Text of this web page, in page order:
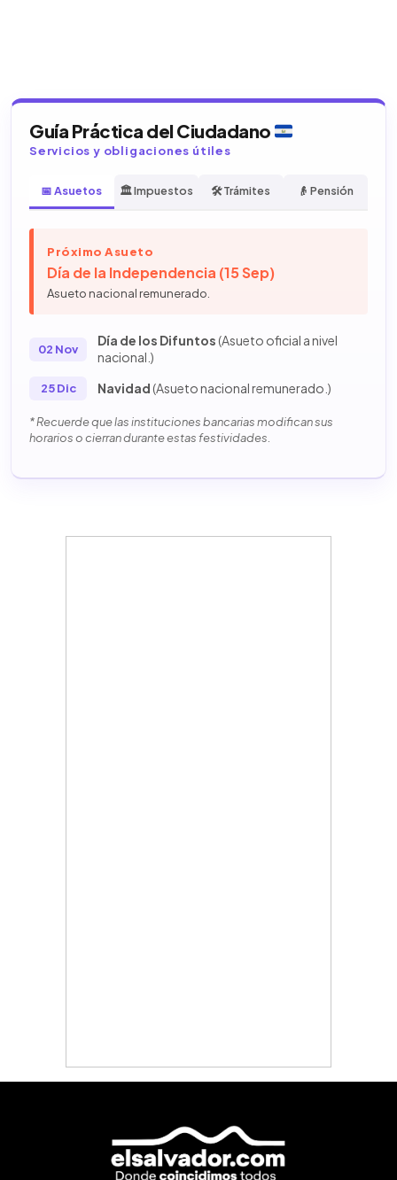
Guía Práctica del Ciudadano
Servicios y obligaciones útiles
📅 Asuetos 🏛️ Impuestos 🛠️ Trámites 👴 Pensión
Próximo Asueto
Día de la Independencia (15 Sep)
Asueto nacional remunerado.
02 Nov
Día de los Difuntos(Asueto oficial a nivel
nacional.)
25 Dic Navidad(Asueto nacional remunerado.)
* Recuerde que las instituciones bancarias modifican sus
horarios o cierran durante estas festividades.